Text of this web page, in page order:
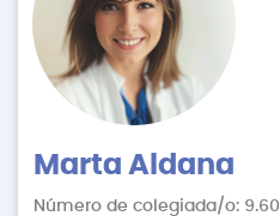
Marta Aldana
Número de colegiada/o: 9.601